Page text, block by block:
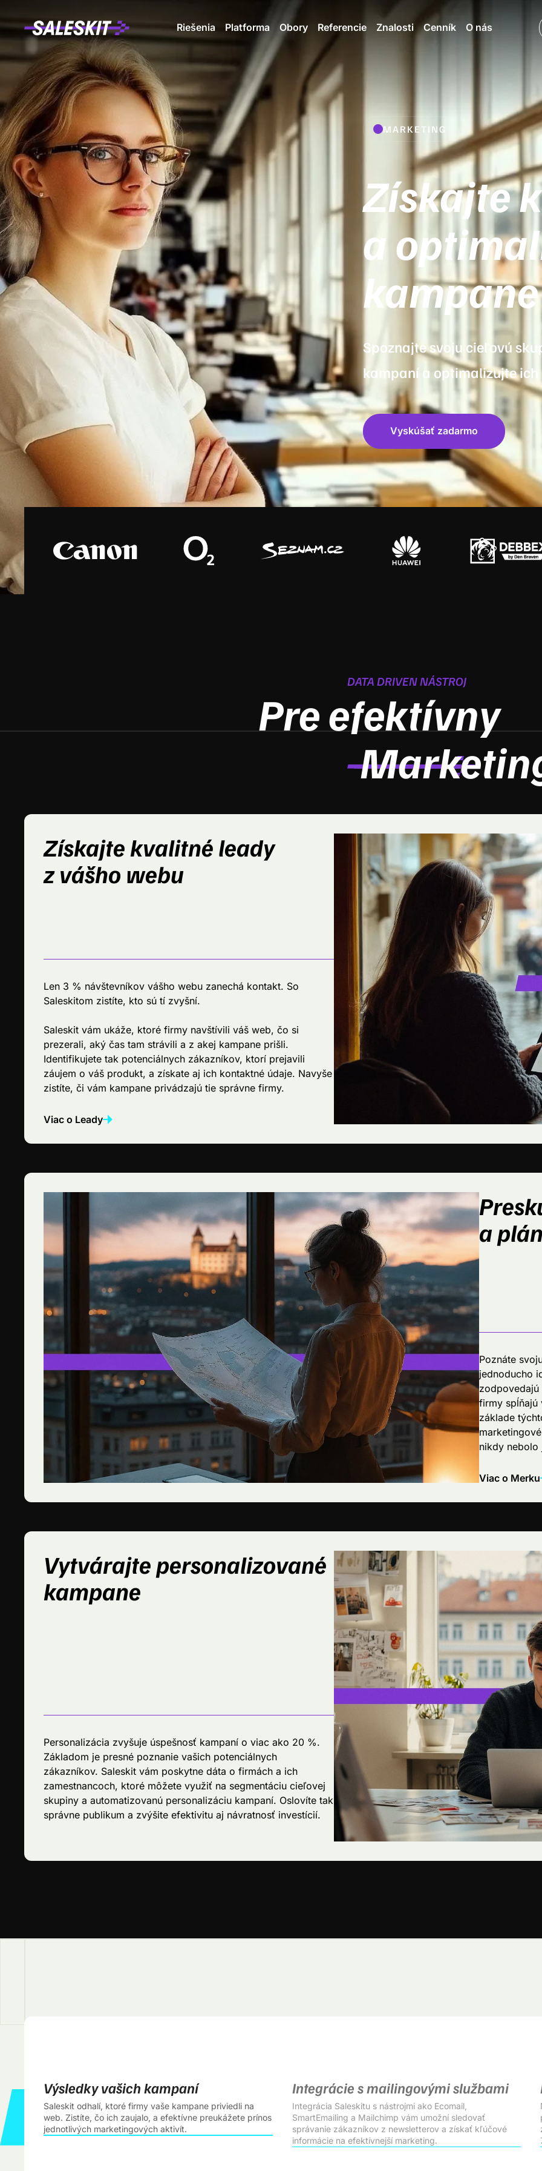
Riešenia Platforma Obory Referencie Znalosti Cenník O nás
MARKETING
Získajte
a
kampane
Spoznajte svoju cieľovú
kampaní a optimalizujte
Vyskúšať zadarmo
DATA DRIVEN NÁSTROJ
Pre efektívny
Získajte kvalitné leady
z vášho webu
Len 3 % návštevníkov vášho webu zanechá kontakt. So
Saleskitom zistíte, kto sú tí zvyšní.
Saleskit vám ukáže, ktoré firmy navštívili váš web, čo si
prezerali, aký čas tam strávili a z akej kampane prišli.
Identifikujete tak potenciálnych zákazníkov, ktorí prejavili
záujem o váš produkt, a získate aj ich kontaktné údaje. Navyše
zistíte, či vám kampane privádzajú tie správne firmy.
Viac o Leady
a
Poznáte
jednoducho
firmy spĺňajú
základe
nikdy nebolo
Viac o Merku
Vytvárajte personalizované
kampane
Personalizácia zvyšuje úspešnosť kampaní o viac ako 20 %.
Základom je presné poznanie vašich potenciálnych
zákazníkov. Saleskit vám poskytne dáta o firmách a ich
zamestnancoch, ktoré môžete využiť na segmentáciu cieľovej
skupiny a automatizovanú personalizáciu kampaní. Oslovíte tak
správne publikum a zvýšite efektivitu aj návratnosť investícií.
Výsledky vašich kampaní
Saleskit odhalí, ktoré firmy vaše kampane priviedli na
web. Zistíte, čo ich zaujalo, a efektívne preukážete prínos
jednotlivých marketingových aktivít.
Integrácie s mailingovými službami
Integrácia Saleskitu s nástrojmi ako Ecomail,
SmartEmailing a Mailchimp vám umožní sledovať
správanie zákazníkov z newsletterov a získať kľúčové
informácie na efektívnejší marketing.